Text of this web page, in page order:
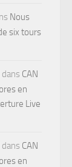
Nous
six tours
dans CAN
en
Live
dans CAN
en